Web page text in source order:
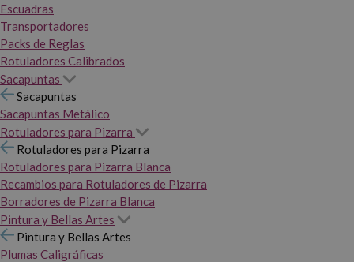
Escuadras
Transportadores
Packs de Reglas
Rotuladores Calibrados
Sacapuntas
Sacapuntas
Sacapuntas Metálico
Rotuladores para Pizarra
Rotuladores para Pizarra
Rotuladores para Pizarra Blanca
Recambios para Rotuladores de Pizarra
Borradores de Pizarra Blanca
Pintura y Bellas Artes
Pintura y Bellas Artes
Plumas Caligráficas